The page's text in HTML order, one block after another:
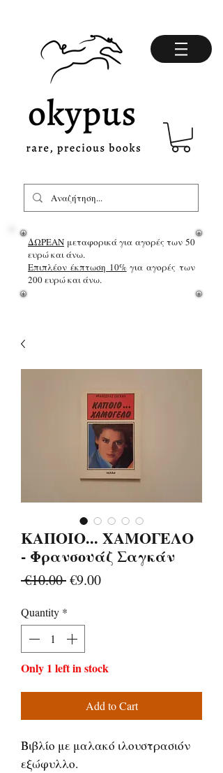
ΔΩΡΕΑΝ μεταφορικά για αγορές των 50
ευρώ και άνω.
Επιπλέον έκπτωση 10%για αγορές των
200 ευρώ και άνω.
ΚΑΠΟΙΟ... ΧΑΜΟΓΕΛΟ
- Φρανσουάζ Σαγκάν
€10.00 Regular
€9.00Sale
Quantity *
Only 1 left in stock
Add to Cart
Βιβλίο με μαλακό ιλουστρασιόν
εξώφυλλο.